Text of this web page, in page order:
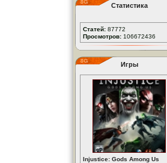
Статистика
Статей: 87772
Просмотров: 106672436
Игры
Injustice: Gods Among Us